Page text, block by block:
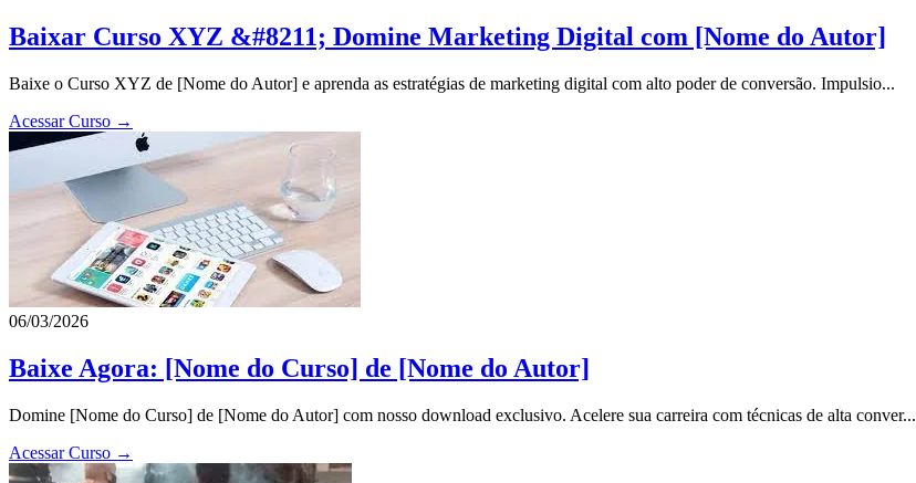
Baixar Curso XYZ &#8211; Domine Marketing Digital com [Nome do Autor]
Baixe o Curso XYZ de [Nome do Autor] e aprenda as estratégias de marketing digital com alto poder de conversão. Impulsio...
Acessar Curso →
06/03/2026
Baixe Agora: [Nome do Curso] de [Nome do Autor]
Domine [Nome do Curso] de [Nome do Autor] com nosso download exclusivo. Acelere sua carreira com técnicas de alta conver...
Acessar Curso →